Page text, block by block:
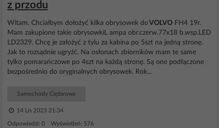
z przodu
Witam. Chciałbym dołożyć kilka obrysowek doVOLVO FH4 19r.
Mam zakupione takie obrysowkiL ampa obr.czerw.77x18 b.wsp.LED
LD2329. Chcę je założyć z tylu za kabina po 5szt na jedną stronę.
Jak to rozsądnie ugryźć. Na osłonach zbiorników mam te same
tylko pomarańczowe po 4szt na każdą stronę. Są one podłączone
bezpośrednio do oryginalnych obrysowek. Rok...
Samochody Ciężarowe
14 Lis 2023 21:34
Odpowiedzi: 0 Wyświetleń: 576